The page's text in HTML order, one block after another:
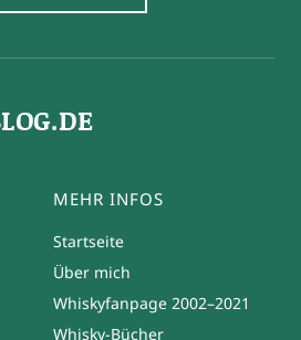
MEHR INFOS
Startseite
Über mich
Whiskyfanpage 2002–2021
Whisky-Bücher